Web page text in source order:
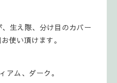
生え際、分け目のカバー
使い頂けます。
アム、ダーク。